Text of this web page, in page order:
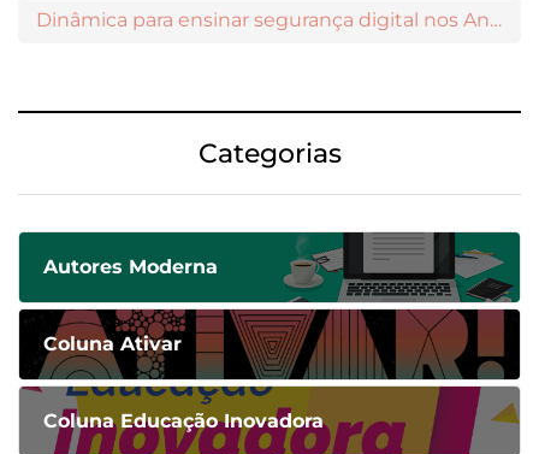
Dinâmica para ensinar segurança digital nos Anos Iniciais
Categorias
Autores Moderna
Coluna Ativar
Coluna Educação Inovadora